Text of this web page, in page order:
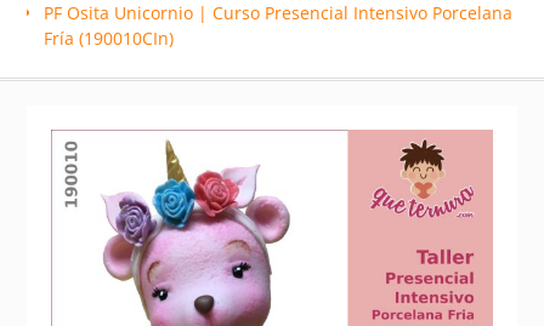
PF Osita Unicornio | Curso Presencial Intensivo Porcelana
Fría (190010CIn)